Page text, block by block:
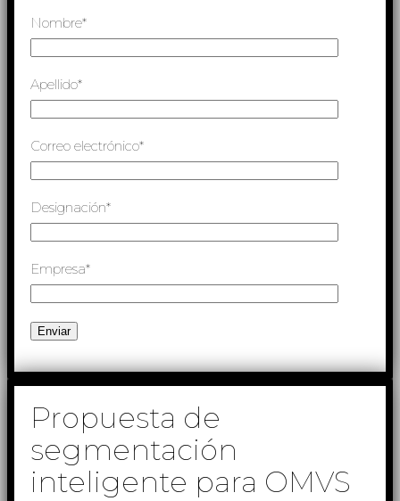
Nombre*
Apellido*
Correo electrónico*
Designación*
Empresa*
Propuesta de
segmentación
inteligente para OMVS